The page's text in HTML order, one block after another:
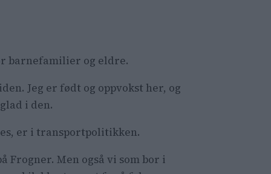
barnefamilier og eldre.
Jeg er født og oppvokst her, og
i den.
er i transportpolitikken.
Frogner. Men også vi som bor i